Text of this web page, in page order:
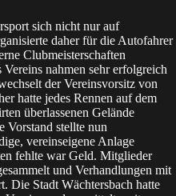
sich nicht nur auf
daher für die Autofahrer
Clubmeisterschaften
nahmen sehr erfolgreich
der Vereinsvorsitz von
hatte jedes Rennen auf dem
überlassenen Gelände
Vorstand stellte nun
vereinseigene Anlage
fehlte war Geld. Mitglieder
und Verhandlungen mit
Die Stadt Wächtersbach hatte